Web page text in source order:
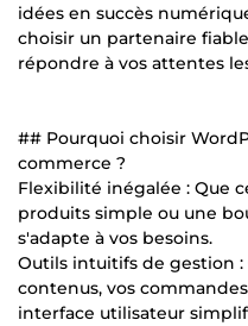
idées en succès
choisir un partenaire
répondre à vos attentes
## Pourquoi choisir
commerce ?
Flexibilité inégalée : Que
produits simple ou une
s'adapte à vos besoins.
Outils intuitifs de gestion :
contenus, vos
interface utilisateur